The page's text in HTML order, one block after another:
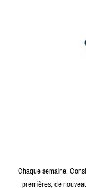
Chaque semaine,
premières, de